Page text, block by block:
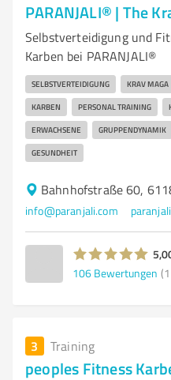
PARANJALI® | The
Selbstverteidigung und
Karben bei PARANJALI®
SELBSTVERTEIDIGUNG KRAV MAGA
KARBEN PERSONAL TRAINING
ERWACHSENE GRUPPENDYNAMIK
GESUNDHEIT
Bahnhofstraße 60,
info@paranjali.com
106 Bewertungen
3 Training
peoples Fitness